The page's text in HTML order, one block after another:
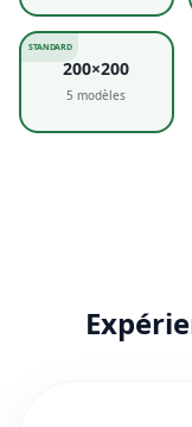
STANDARD
200×200
5 modèles